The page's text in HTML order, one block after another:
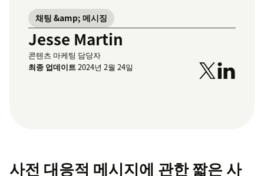
채팅 &amp; 메시징
Jesse Martin
콘텐츠 마케팅 담당자
최종 업데이트2024년 2월 24일
사전 대응적 메시지에 관한 짧은 사